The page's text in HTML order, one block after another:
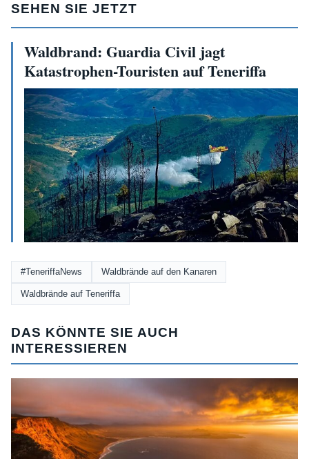
SEHEN SIE JETZT
Waldbrand: Guardia Civil jagt
Katastrophen-Touristen auf Teneriffa
#TeneriffaNews Waldbrände auf den Kanaren
Waldbrände auf Teneriffa
DAS KÖNNTE SIE AUCH
INTERESSIEREN